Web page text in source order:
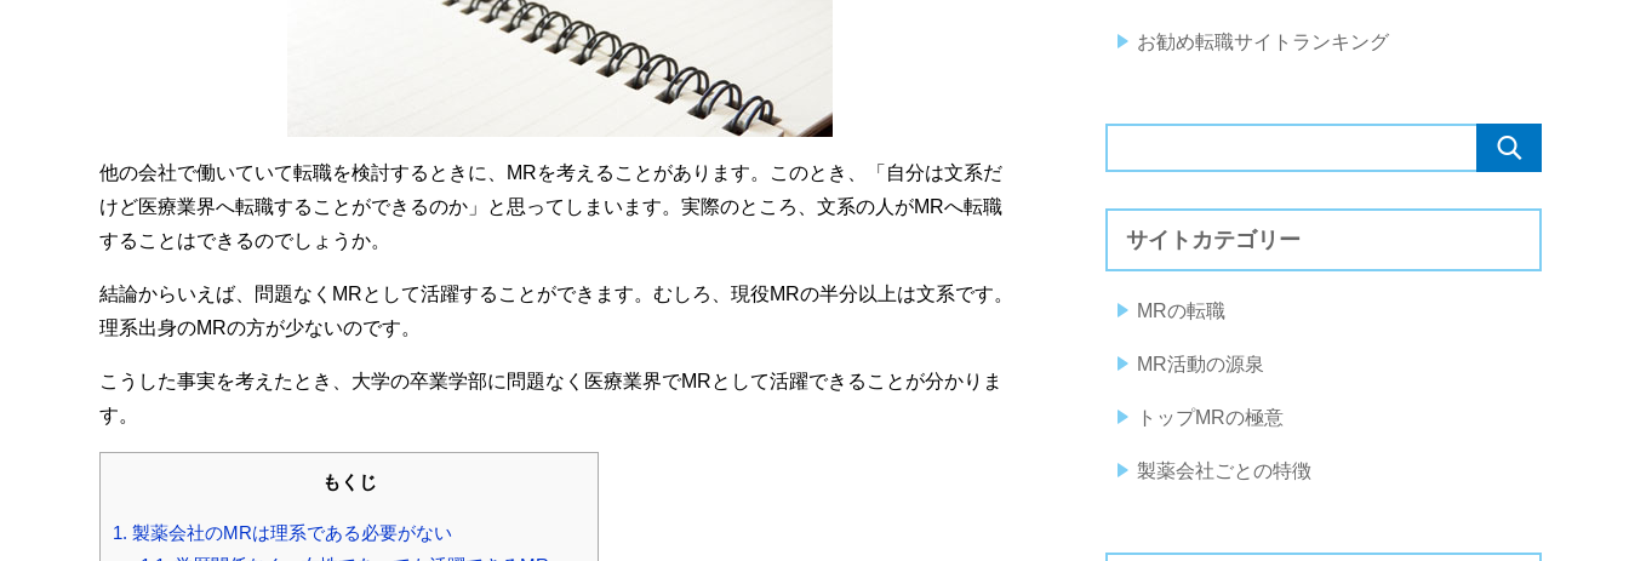
他の会社で働いていて転職を検討するときに、MRを考えることがあります。このとき、「自分は文系だ
けど医療業界へ転職することができるのか」と思ってしまいます。実際のところ、文系の人がMRへ転職
することはできるのでしょうか。
結論からいえば、問題なくMRとして活躍することができます。むしろ、現役MRの半分以上は文系です。
理系出身のMRの方が少ないのです。
こうした事実を考えたとき、大学の卒業学部に問題なく医療業界でMRとして活躍できることが分かりま
す。
もくじ
1. 製薬会社のMRは理系である必要がない
お勧め転職サイトランキング
サイトカテゴリー
MRの転職
MR活動の源泉
トップMRの極意
製薬会社ごとの特徴